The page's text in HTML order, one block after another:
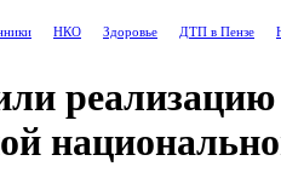
НКО Здоровье ДТП в Пензе
реализацию